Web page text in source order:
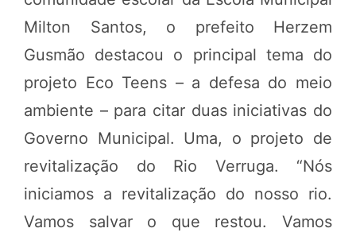
Milton Santos, o prefeito Herzem
Gusmão destacou o principal tema do
projeto Eco Teens – a defesa do meio
ambiente – para citar duas iniciativas do
Governo Municipal. Uma, o projeto de
revitalização do Rio Verruga. “Nós
iniciamos a revitalização do nosso rio.
Vamos salvar o que restou. Vamos